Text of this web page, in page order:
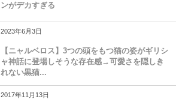
ンがデカすぎる
2023年6月3日
【ニャルベロス】3つの頭をもつ猫の姿がギリシ
ャ神話に登場しそうな存在感→可愛さを隠しき
れない黒猫...
2017年11月13日